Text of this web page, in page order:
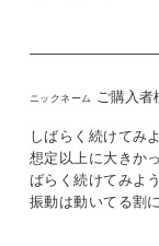
ご購入者
しばらく続けてみ
想定以上に大きか
ばらく続けてみよ
振動は動いてる割